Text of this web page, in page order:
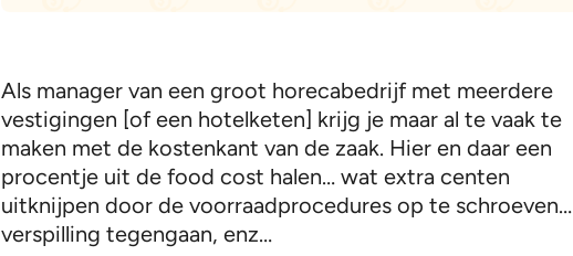
Als manager van een groot horecabedrijf met meerdere
vestigingen [of een hotelketen] krijg je maar al te vaak te
maken met de kostenkant van de zaak. Hier en daar een
procentje uit de food cost halen… wat extra centen
uitknijpen door de voorraadprocedures op te schroeven…
verspilling tegengaan, enz…